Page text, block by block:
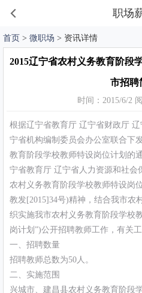
职场
首页 > 微职场 > 资讯详情
2015辽宁省农村义务教育阶段
市招聘
时间：2015/6/2
根据辽宁省教育厅 辽宁省财政厅
宁省机构编制委员会办公室联合下
教育阶段学校教师特设岗位计划的
宁省教育厅 辽宁省人力资源和社会
农村义务教育阶段学校教师特设岗
教发[2015]34号)精神，结合我市农
织实施我市农村义务教育阶段学校
岗计划”)公开招聘教师工作，有关
一、招聘数量
招聘教师总数为50人。
二、实施范围
兴城市、建昌县农村义务教育阶段